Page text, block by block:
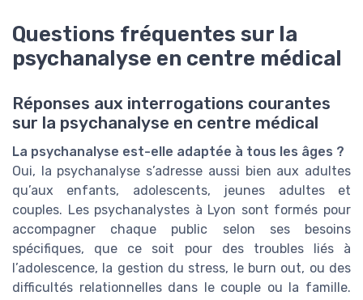
Questions fréquentes sur la
psychanalyse en centre médical
Réponses aux interrogations courantes
sur la psychanalyse en centre médical
La psychanalyse est-elle adaptée à tous les âges ?
Oui, la psychanalyse s’adresse aussi bien aux adultes
qu’aux enfants, adolescents, jeunes adultes et
couples. Les psychanalystes à Lyon sont formés pour
accompagner chaque public selon ses besoins
spécifiques, que ce soit pour des troubles liés à
l’adolescence, la gestion du stress, le burn out, ou des
difficultés relationnelles dans le couple ou la famille.